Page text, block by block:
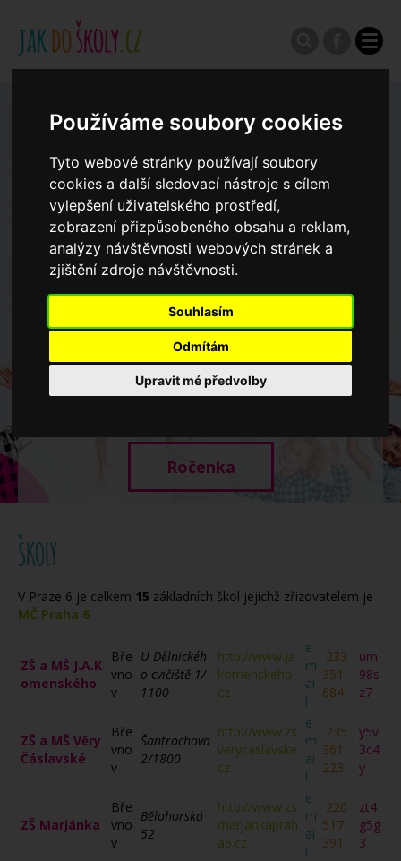
Používáme soubory cookies
Tyto webové stránky používají soubory
cookies a další sledovací nástroje s cílem
vylepšení uživatelského prostředí,
zobrazení přizpůsobeného obsahu a reklam,
analýzy návštěvnosti webových stránek a
zjištění zdroje návštěvnosti.
Souhlasím
Odmítám
Upravit mé předvolby
Zápisy do ZŠ 2026/27
Výroční zprávy
Spádové oblasti ZŠ
Koncepce školství
Dny otevřených dveří ZŠ
Ročenka
ŠKOLY
V Praze 6 je celkem 15 základních škol jejichž zřizovatelem je
MČ Praha 6
ZŠ a MŠ J.A.K
omenského
Bře
vno
v
U Dělnickéh
o cvičiště 1/
1100
http://www.ja
komenskeho.
cz
e
m
ai
l
233
351
684
um
98s
z7
ZŠ a MŠ Věry
Čáslavské
Bře
vno
v
Šantrochova
2/1800
http://www.zs
verycaslavske.
cz
e
m
ai
l
235
361
223
y5v
3c4
y
ZŠ Marjánka
Bře
vno
v
Bělohorská
52
http://www.zs
marjankaprah
a6.cz
e
m
ai
l
220
517
391
zt4
g5g
3